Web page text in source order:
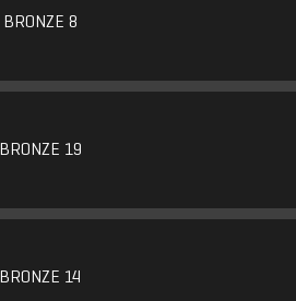
BRONZE 8
BRONZE 19
BRONZE 14